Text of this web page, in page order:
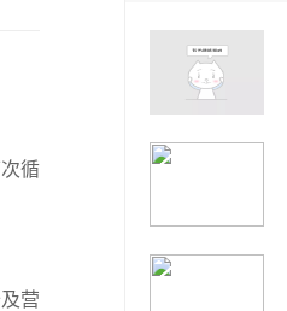
循
营